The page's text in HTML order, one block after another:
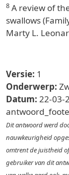
8 A review of
swallows
Marty L.
Versie: 1
Onderwerp:
Datum: 22-03-
Dit antwoord werd
nauwkeurigheid
omtrent de juistheid
gebruiker van dit